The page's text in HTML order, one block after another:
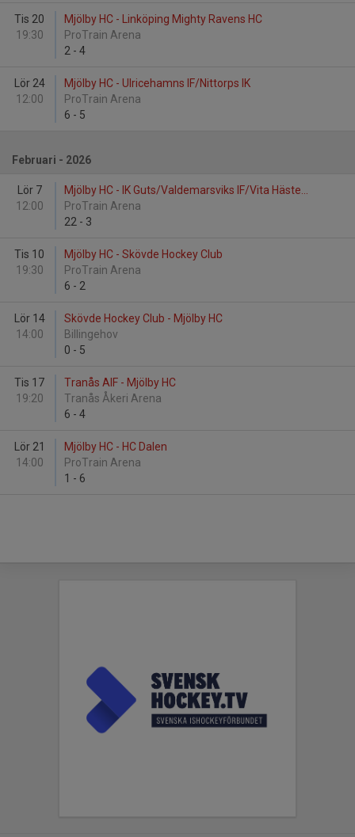
Tis 20
19:30
Mjölby HC - Linköping Mighty Ravens HC
ProTrain Arena
2 - 4
Lör 24
12:00
Mjölby HC - Ulricehamns IF/Nittorps IK
ProTrain Arena
6 - 5
Februari - 2026
Lör 7
12:00
Mjölby HC - IK Guts/Valdemarsviks IF/Vita Häste...
ProTrain Arena
22 - 3
Tis 10
19:30
Mjölby HC - Skövde Hockey Club
ProTrain Arena
6 - 2
Lör 14
14:00
Skövde Hockey Club - Mjölby HC
Billingehov
0 - 5
Tis 17
19:20
Tranås AIF - Mjölby HC
Tranås Åkeri Arena
6 - 4
Lör 21
14:00
Mjölby HC - HC Dalen
ProTrain Arena
1 - 6